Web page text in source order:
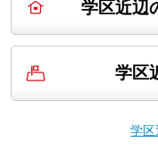
学区近辺
学区
学区